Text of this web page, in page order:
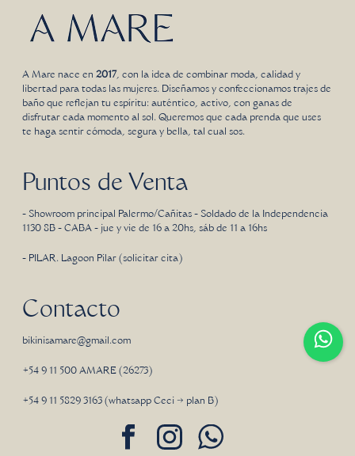
A Mare nace en2017, con la idea de combinar moda, calidad y
libertad para todas las mujeres. Diseñamos y confeccionamos trajes de
baño que reflejan tu espíritu: auténtico, activo, con ganas de
disfrutar cada momento al sol. Queremos que cada prenda que uses
te haga sentir cómoda, segura y bella, tal cual sos.
Puntos de Venta
- Showroom principal Palermo/Cañitas - Soldado de la Independencia
1130 8B - CABA - jue y vie de 16 a 20hs, sáb de 11 a 16hs
- PILAR. Lagoon Pilar (solicitar cita)
Contacto
bikinisamare@gmail.com
+54 9 11 500 AMARE (26273)
+54 9 11 5829 3163 (whatsapp Ceci → plan B)